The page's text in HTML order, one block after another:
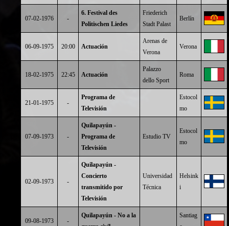
07-02-1976 -
6. Festival des
Politischen Liedes
Friederich
Stadt Palast
Berlín
06-09-1975 20:00 Actuación
Arenas de
Verona
Verona
18-02-1975 22:45 Actuación
Palazzo
dello Sport
Roma
21-01-1975 -
Programa de
Televisión
Estocol
mo
07-09-1973 -
Quilapayún -
Programa de
Televisión
Estudio TV
Estocol
mo
02-09-1973 -
Quilapayún -
Concierto
transmitido por
Televisión
Universidad
Técnica
Helsink
i
09-08-1973 -
Quilapayún - No a la
Santiag